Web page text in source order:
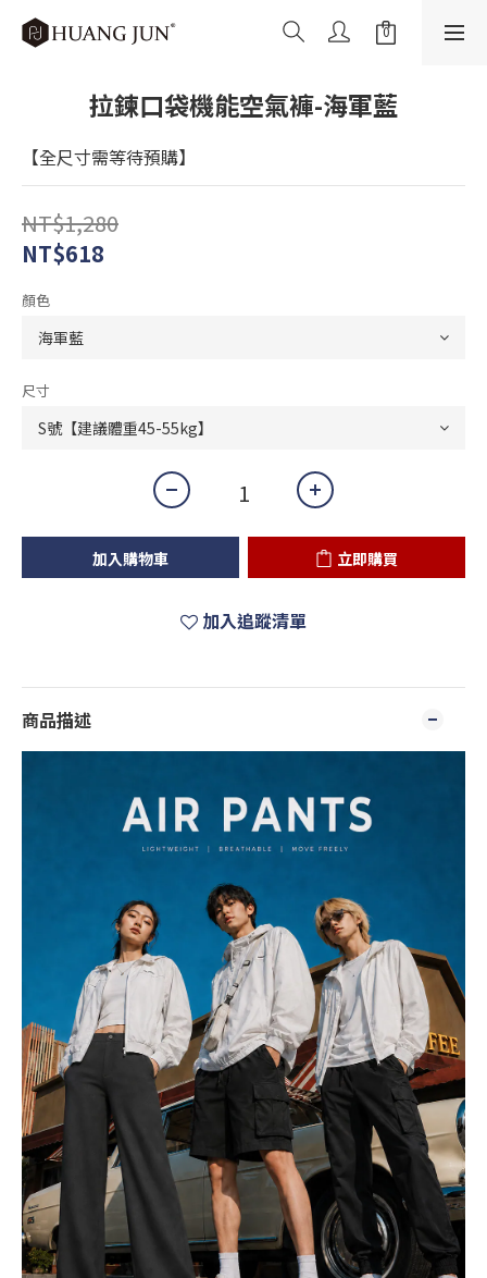
拉鍊口袋機能空氣褲-海軍藍
【全尺寸需等待預購】
NT$1,280
NT$618
顏色
尺寸
加入購物車 立即購買
加入追蹤清單
商品描述